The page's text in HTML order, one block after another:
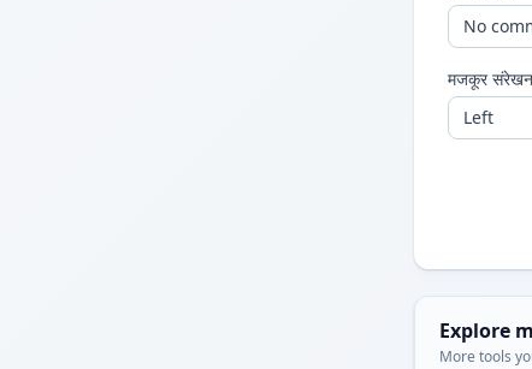
मजकूर संरेखन
Explore
More tools